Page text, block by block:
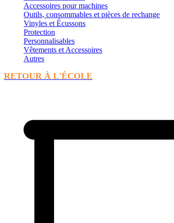
Accessoires pour machines
Outils, consommables et pièces de rechange
Vinyles et Écussons
Protection
Personnalisables
Vêtements et Accessoires
Autres
RETOUR À L'ÉCOLE